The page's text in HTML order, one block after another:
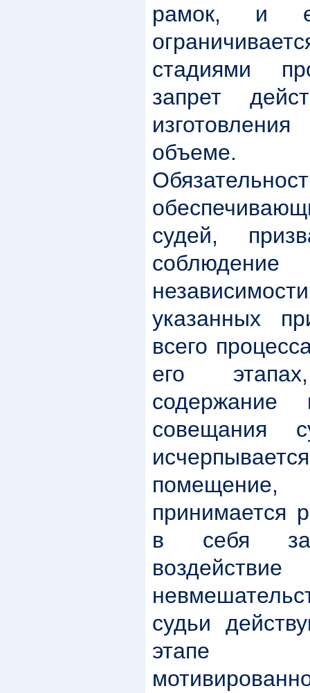
рамок, и
стадиями
запрет
объеме.
судей,
указанных
всего
его
совещания
принимается
в себя
судьи
этапе